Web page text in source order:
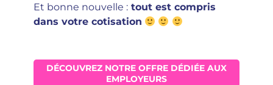
Et bonne nouvelle : tout est compris
dans votre cotisation
DÉCOUVREZ NOTRE OFFRE DÉDIÉE AUX
EMPLOYEURS